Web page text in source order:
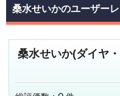
桑水せいかのユーザー
桑水せいか(ダイヤ